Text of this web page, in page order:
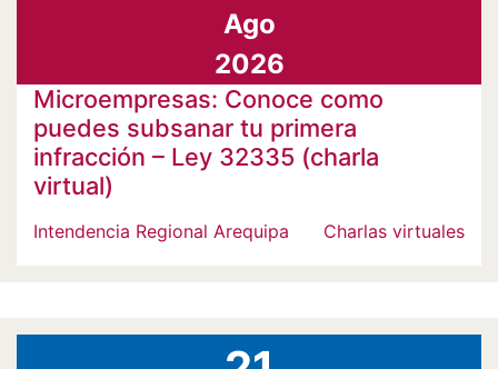
Ago
2026
Microempresas: Conoce como
puedes subsanar tu primera
infracción – Ley 32335 (charla
virtual)
Intendencia Regional Arequipa Charlas virtuales